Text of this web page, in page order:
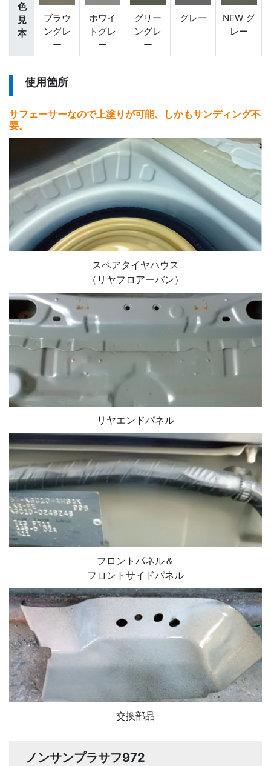
色
見
本
ブラウ
ングレ
ー
ホワイ
トグレ
ー
グリー
ングレ
ー
グレー
NEW グ
レー
使用箇所
サフェーサーなので上塗りが可能、しかもサンディング不
要。
スペアタイヤハウス
（リヤフロアーバン）
リヤエンドパネル
フロントパネル＆
フロントサイドパネル
交換部品
ノンサンプラサフ972